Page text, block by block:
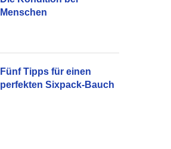
Menschen
Fünf Tipps für einen
perfekten Sixpack-Bauch